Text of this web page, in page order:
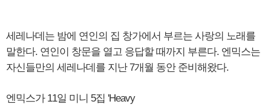
세레나데는 밤에 연인의 집 창가에서 부르는 사랑의 노래를
말한다. 연인이 창문을 열고 응답할 때까지 부른다. 엔믹스는
자신들만의 세레나데를 지난 7개월 동안 준비해왔다.
엔믹스가 11일 미니 5집 'Heavy